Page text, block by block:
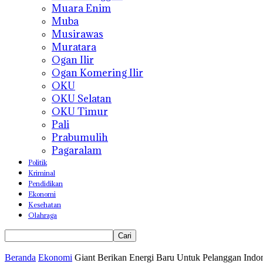
Muara Enim
Muba
Musirawas
Muratara
Ogan Ilir
Ogan Komering Ilir
OKU
OKU Selatan
OKU Timur
Pali
Prabumulih
Pagaralam
Politik
Kriminal
Pendidikan
Ekonomi
Kesehatan
Olahraga
Beranda Ekonomi Giant Berikan Energi Baru Untuk Pelanggan